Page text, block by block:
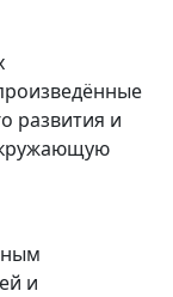
развития и
и